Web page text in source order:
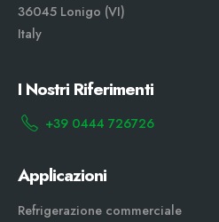
36045 Lonigo (VI)
Italy
I Nostri Riferimenti
+39 0444 726726
Applicazioni
Refrigerazione commerciale